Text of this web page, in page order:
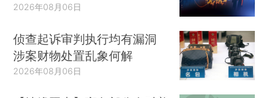
2026年08月06日
侦查起诉审判执行均有漏洞
涉案财物处置乱象何解
2026年08月06日